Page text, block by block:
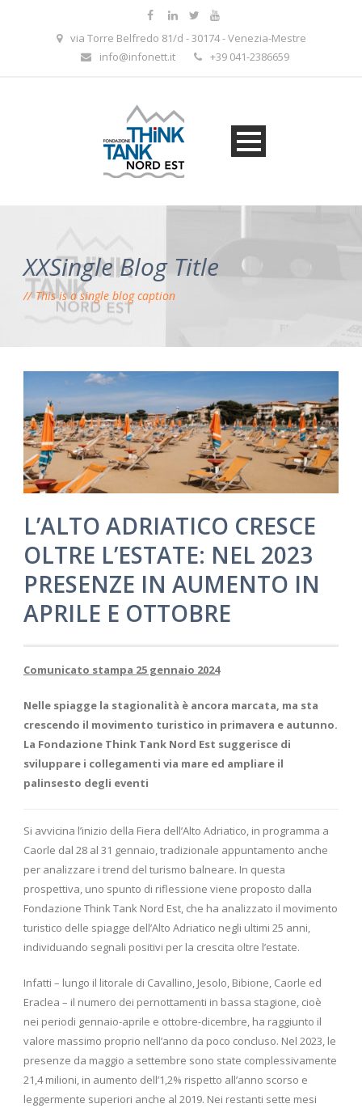
via Torre Belfredo 81/d - 30174 - Venezia-Mestre
info@infonett.it
+39 041-2386659
XXSingle Blog Title
This is a single blog caption
L’ALTO ADRIATICO CRESCE
OLTRE L’ESTATE: NEL 2023
PRESENZE IN AUMENTO IN
APRILE E OTTOBRE
Comunicato stampa 25 gennaio 2024
Nelle spiagge la stagionalità è ancora marcata, ma sta
crescendo il movimento turistico in primavera e autunno.
La Fondazione Think Tank Nord Est suggerisce di
sviluppare i collegamenti via mare ed ampliare il
palinsesto degli eventi
Si avvicina l’inizio della Fiera dell’Alto Adriatico, in programma a
Caorle dal 28 al 31 gennaio, tradizionale appuntamento anche
per analizzare i trend del turismo balneare. In questa
prospettiva, uno spunto di riflessione viene proposto dalla
Fondazione Think Tank Nord Est, che ha analizzato il movimento
turistico delle spiagge dell’Alto Adriatico negli ultimi 25 anni,
individuando segnali positivi per la crescita oltre l’estate.
Infatti – lungo il litorale di Cavallino, Jesolo, Bibione, Caorle ed
Eraclea – il numero dei pernottamenti in bassa stagione, cioè
nei periodi gennaio-aprile e ottobre-dicembre, ha raggiunto il
valore massimo proprio nell’anno da poco concluso. Nel 2023, le
presenze da maggio a settembre sono state complessivamente
21,4 milioni, in aumento dell’1,2% rispetto all’anno scorso e
leggermente superiori anche al 2019. Nei restanti sette mesi